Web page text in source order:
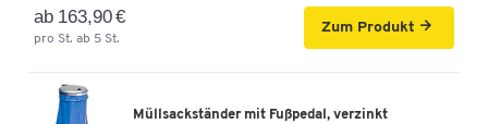
ab 163,90 €
pro St. ab 5 St.
Zum Produkt
Müllsackständer mit Fußpedal, verzinkt